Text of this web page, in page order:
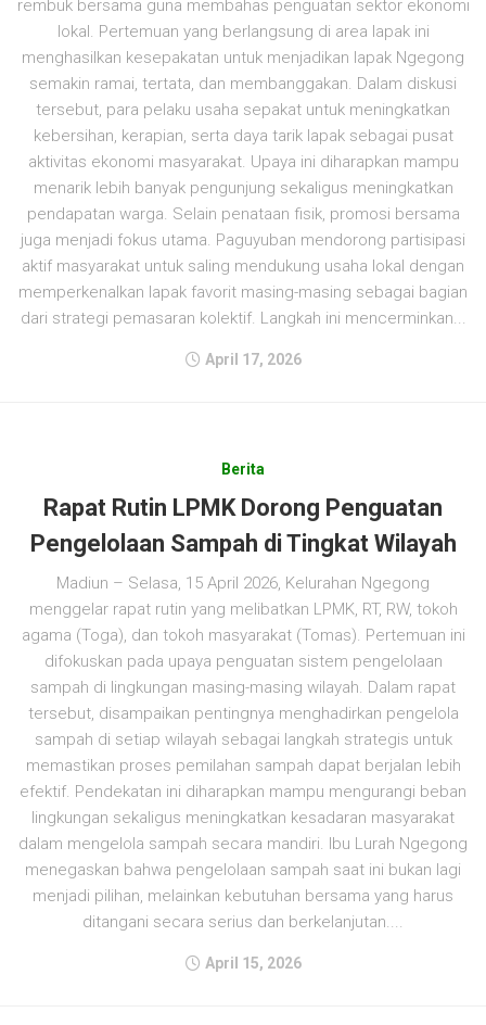
rembuk bersama guna membahas penguatan sektor ekonomi
lokal. Pertemuan yang berlangsung di area lapak ini
menghasilkan kesepakatan untuk menjadikan lapak Ngegong
semakin ramai, tertata, dan membanggakan. Dalam diskusi
tersebut, para pelaku usaha sepakat untuk meningkatkan
kebersihan, kerapian, serta daya tarik lapak sebagai pusat
aktivitas ekonomi masyarakat. Upaya ini diharapkan mampu
menarik lebih banyak pengunjung sekaligus meningkatkan
pendapatan warga. Selain penataan fisik, promosi bersama
juga menjadi fokus utama. Paguyuban mendorong partisipasi
aktif masyarakat untuk saling mendukung usaha lokal dengan
memperkenalkan lapak favorit masing-masing sebagai bagian
dari strategi pemasaran kolektif. Langkah ini mencerminkan...
April 17, 2026
Berita
Rapat Rutin LPMK Dorong Penguatan
Pengelolaan Sampah di Tingkat Wilayah
Madiun – Selasa, 15 April 2026, Kelurahan Ngegong
menggelar rapat rutin yang melibatkan LPMK, RT, RW, tokoh
agama (Toga), dan tokoh masyarakat (Tomas). Pertemuan ini
difokuskan pada upaya penguatan sistem pengelolaan
sampah di lingkungan masing-masing wilayah. Dalam rapat
tersebut, disampaikan pentingnya menghadirkan pengelola
sampah di setiap wilayah sebagai langkah strategis untuk
memastikan proses pemilahan sampah dapat berjalan lebih
efektif. Pendekatan ini diharapkan mampu mengurangi beban
lingkungan sekaligus meningkatkan kesadaran masyarakat
dalam mengelola sampah secara mandiri. Ibu Lurah Ngegong
menegaskan bahwa pengelolaan sampah saat ini bukan lagi
menjadi pilihan, melainkan kebutuhan bersama yang harus
ditangani secara serius dan berkelanjutan....
April 15, 2026